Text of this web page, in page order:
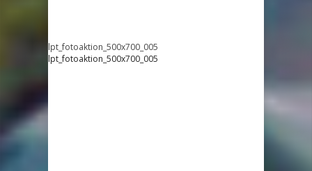
lpt_fotoaktion_500x700_005
lpt_fotoaktion_500x700_005